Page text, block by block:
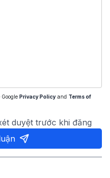
Privacy Policy and Terms of
duyệt trước khi đăng